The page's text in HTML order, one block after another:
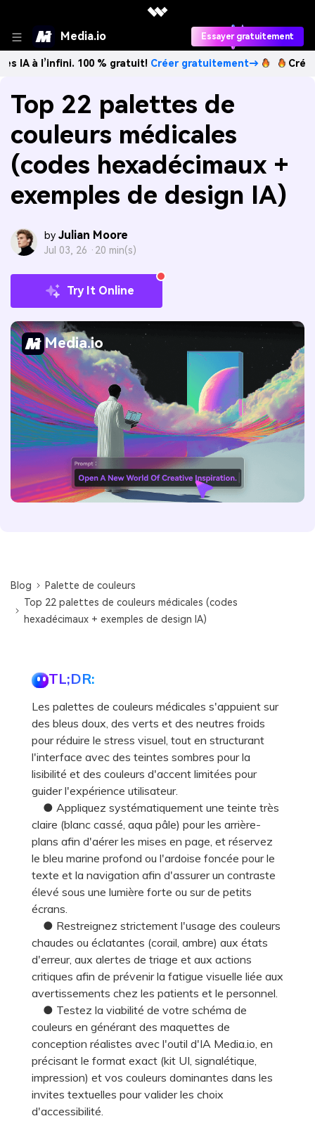
Media.io Essayer gratuitement
100 % gratuit!Créer gratuitement→ Créez des
Top 22 palettes de
couleurs médicales
(codes hexadécimaux +
exemples de design IA)
by Julian Moore
Jul 03, 26 · 20 min(s)
Try It Online
Media.io
Blog
Palette de couleurs
Top 22 palettes de couleurs médicales (codes
hexadécimaux + exemples de design IA)
TL;DR:
Les palettes de couleurs médicales s'appuient sur
des bleus doux, des verts et des neutres froids
pour réduire le stress visuel, tout en structurant
l'interface avec des teintes sombres pour la
lisibilité et des couleurs d'accent limitées pour
guider l'expérience utilisateur.
● Appliquez systématiquement une teinte très
claire (blanc cassé, aqua pâle) pour les arrière-
plans afin d'aérer les mises en page, et réservez
le bleu marine profond ou l'ardoise foncée pour le
texte et la navigation afin d'assurer un contraste
élevé sous une lumière forte ou sur de petits
écrans.
● Restreignez strictement l'usage des couleurs
chaudes ou éclatantes (corail, ambre) aux états
d'erreur, aux alertes de triage et aux actions
critiques afin de prévenir la fatigue visuelle liée aux
avertissements chez les patients et le personnel.
● Testez la viabilité de votre schéma de
couleurs en générant des maquettes de
conception réalistes avec l'outil d'IA Media.io, en
précisant le format exact (kit UI, signalétique,
impression) et vos couleurs dominantes dans les
invites textuelles pour valider les choix
d'accessibilité.